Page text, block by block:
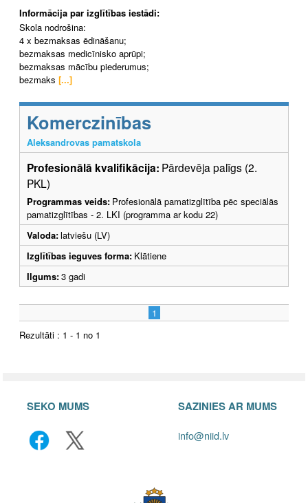
Informācija par izglītības iestādi:
Skola nodrošina:
4 x bezmaksas ēdināšanu;
bezmaksas medicīnisko aprūpi;
bezmaksas mācību piederumus;
bezmaks [...]
Komerczinības
Aleksandrovas pamatskola
Profesionālā kvalifikācija: Pārdevēja palīgs (2.
PKL)
Programmas veids: Profesionālā pamatizglītība pēc speciālās
pamatizglītības - 2. LKI (programma ar kodu 22)
Valoda:latviešu (LV)
Izglītības ieguves forma: Klātiene
Ilgums:3 gadi
1
Rezultāti : 1 - 1 no 1
SEKO MUMS SAZINIES AR MUMS
info@niid.lv